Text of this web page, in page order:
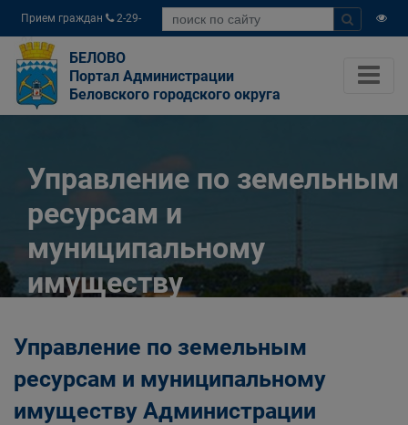
Прием граждан
2-29-
04
БЕЛОВО
Портал Администрации
Беловского городского округа
Управление по земельным
ресурсам и
муниципальному
имуществу
Беловского городского
округа
Управление по земельным
ресурсам и муниципальному
имуществу Администрации